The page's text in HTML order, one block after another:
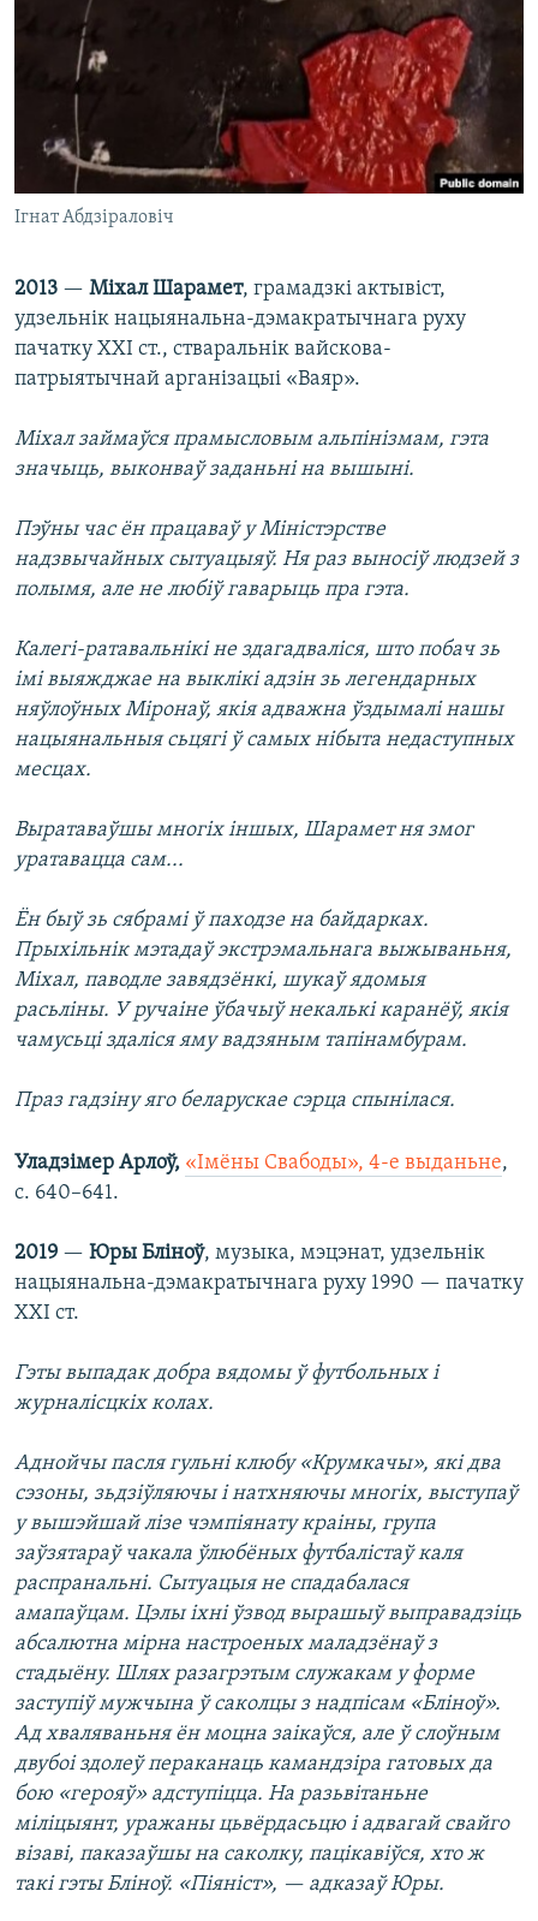
Ігнат Абдзіраловіч
2013 — Міхал Шарамет, грамадзкі актывіст,
удзельнік нацыянальна-дэмакратычнага руху
пачатку XXI ст., стваральнік вайскова-
патрыятычнай арганізацыі «Ваяр».
Міхал займаўся прамысловым альпінізмам, гэта
значыць, выконваў заданьні на вышыні.
Пэўны час ён працаваў у Міністэрстве
надзвычайных сытуацыяў. Ня раз выносіў людзей з
полымя, але не любіў гаварыць пра гэта.
Калегі-ратавальнікі не здагадваліся, што побач зь
імі выяжджае на выклікі адзін зь легендарных
няўлоўных Міронаў, якія адважна ўздымалі нашы
нацыянальныя сьцягі ў самых нібыта недаступных
месцах.
Выратаваўшы многіх іншых, Шарамет ня змог
уратавацца сам...
Ён быў зь сябрамі ў паходзе на байдарках.
Прыхільнік мэтадаў экстрэмальнага выжываньня,
Міхал, паводле завядзёнкі, шукаў ядомыя
расьліны. У ручаіне ўбачыў некалькі каранёў, якія
чамусьці здаліся яму вадзяным тапінамбурам.
Праз гадзіну яго беларускае сэрца спынілася.
Уладзімер Арлоў, «Імёны Свабоды», 4-е выданьне,
с. 640–641.​
2019 — Юры Бліноў, музыка, мэцэнат, удзельнік
нацыянальна-дэмакратычнага руху 1990 — пачатку
XXI ст.
Гэты выпадак добра вядомы ў футбольных і
журналісцкіх колах.
Аднойчы пасля гульні клюбу «Крумкачы», які два
сэзоны, зьдзіўляючы і натхняючы многіх, выступаў
у вышэйшай лізе чэмпіянату краіны, група
заўзятараў чакала ўлюбёных футбалістаў каля
распранальні. Сытуацыя не спадабалася
амапаўцам. Цэлы іхні ўзвод вырашыў выправадзіць
абсалютна мірна настроеных маладзёнаў з
стадыёну. Шлях разагрэтым служакам у форме
заступіў мужчына ў саколцы з надпісам «Бліноў».
Ад хваляваньня ён моцна заікаўся, але ў слоўным
двубоі здолеў пераканаць камандзіра гатовых да
бою «герояў» адступіцца. На разьвітаньне
міліцыянт, уражаны цьвёрдасьцю і адвагай свайго
візаві, паказаўшы на саколку, пацікавіўся, хто ж
такі гэты Бліноў. «Піяніст», — адказаў Юры.